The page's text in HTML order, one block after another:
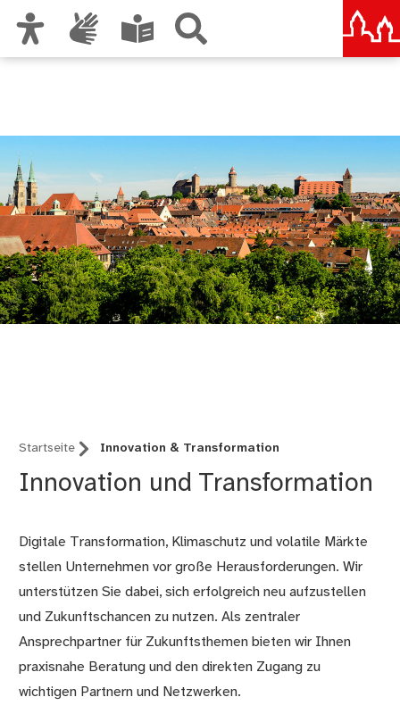
Startseite Innovation & Transformation
Innovation und Transformation
Digitale Transformation, Klimaschutz und volatile Märkte
stellen Unternehmen vor große Herausforderungen. Wir
unterstützen Sie dabei, sich erfolgreich neu aufzustellen
und Zukunftschancen zu nutzen. Als zentraler
Ansprechpartner für Zukunftsthemen bieten wir Ihnen
praxisnahe Beratung und den direkten Zugang zu
wichtigen Partnern und Netzwerken.